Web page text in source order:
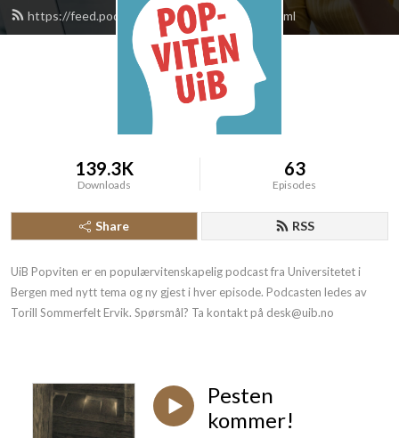
https://feed.podbean.com/uibpopviten/feed.xml
139.3K
Downloads
63
Episodes
Share RSS
UiB Popviten er en populærvitenskapelig podcast fra Universitetet i
Bergen med nytt tema og ny gjest i hver episode. Podcasten ledes av
Torill Sommerfelt Ervik. Spørsmål? Ta kontakt på desk@uib.no
Pesten
kommer!